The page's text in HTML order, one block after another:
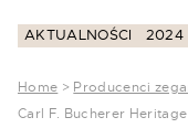
AKTUALNOŚCI 2024
Home > Producenci
Carl F. Bucherer